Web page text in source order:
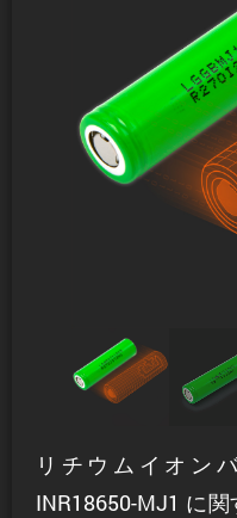
リチウムイオン
INR18650-MJ1 に